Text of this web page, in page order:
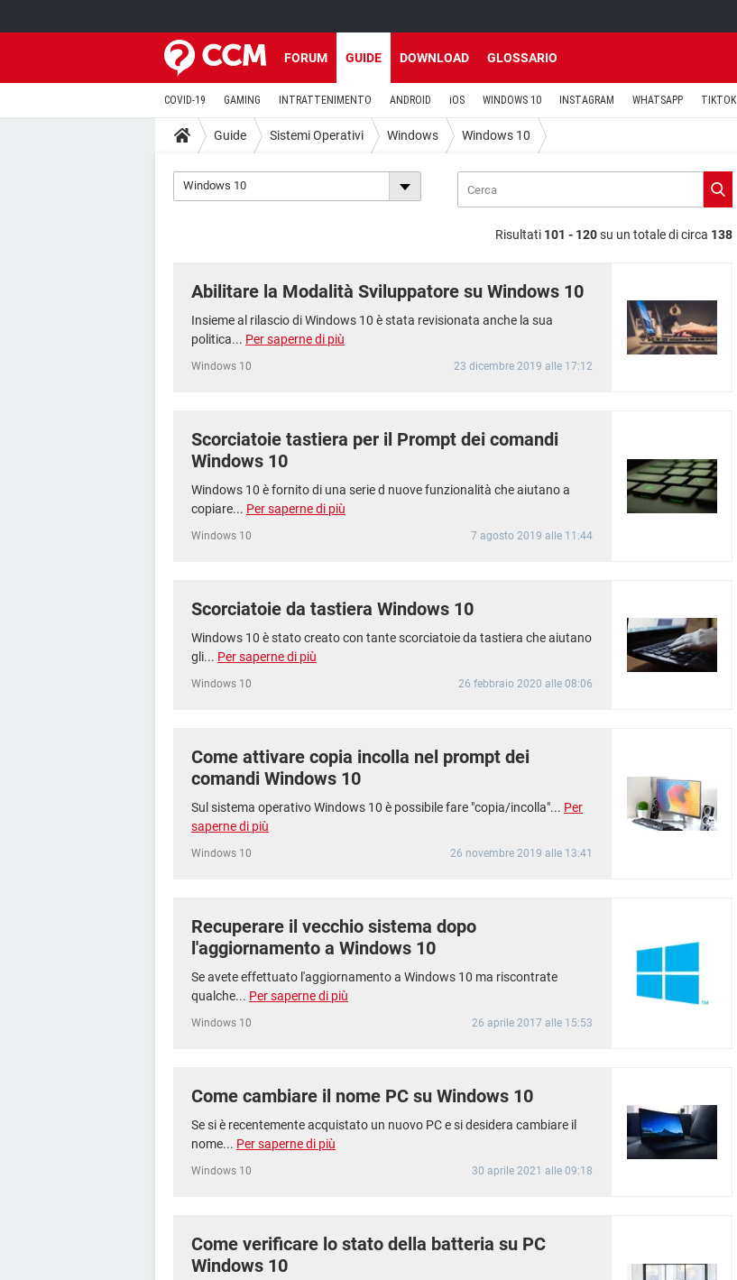
FORUM GUIDE DOWNLOAD GLOSSARIO
COVID-19 GAMING INTRATTENIMENTO ANDROID iOS WINDOWS 10 INSTAGRAM WHATSAPP TIKTOK
Guide Sistemi Operativi Windows Windows 10
Windows 10
Risultati 101 - 120su un totale di circa 138
Abilitare la Modalità Sviluppatore su Windows 10
Insieme al rilascio di Windows 10 è stata revisionata anche la sua
politica... Per saperne di più
Windows 10 23 dicembre 2019 alle 17:12
Scorciatoie tastiera per il Prompt dei comandi
Windows 10
Windows 10 è fornito di una serie d nuove funzionalità che aiutano a
copiare... Per saperne di più
Windows 10 7 agosto 2019 alle 11:44
Scorciatoie da tastiera Windows 10
Windows 10 è stato creato con tante scorciatoie da tastiera che aiutano
gli... Per saperne di più
Windows 10 26 febbraio 2020 alle 08:06
Come attivare copia incolla nel prompt dei
comandi Windows 10
Sul sistema operativo Windows 10 è possibile fare "copia/incolla"... Per
saperne di più
Windows 10 26 novembre 2019 alle 13:41
Recuperare il vecchio sistema dopo
l'aggiornamento a Windows 10
Se avete effettuato l'aggiornamento a Windows 10 ma riscontrate
qualche... Per saperne di più
Windows 10 26 aprile 2017 alle 15:53
Come cambiare il nome PC su Windows 10
Se si è recentemente acquistato un nuovo PC e si desidera cambiare il
nome... Per saperne di più
Windows 10 30 aprile 2021 alle 09:18
Come verificare lo stato della batteria su PC
Windows 10